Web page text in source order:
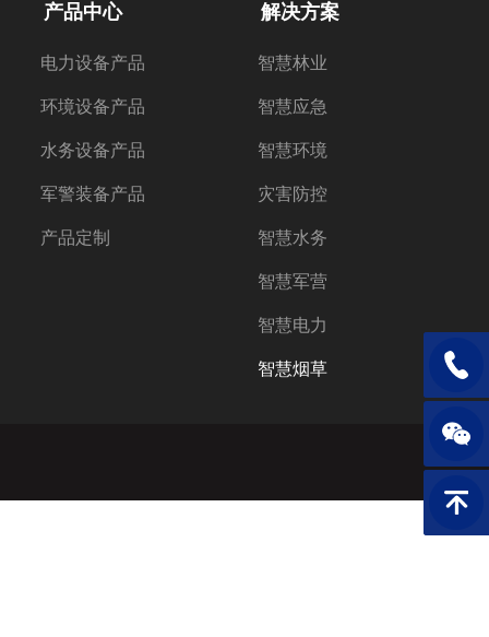
产品中心
电力设备产品
环境设备产品
水务设备产品
军警装备产品
产品定制
解决方案
智慧林业
智慧应急
智慧环境
灾害防控
智慧水务
智慧军营
智慧电力
智慧烟草 电话
返回